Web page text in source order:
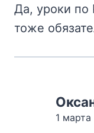
Да, уроки по
тоже
1